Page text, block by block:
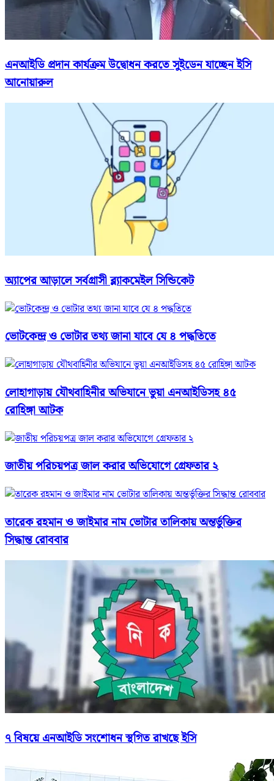
এনআইডি প্রদান কার্যক্রম উদ্বোধন করতে সুইডেন যাচ্ছেন ইসি
আনোয়ারুল
অ্যাপের আড়ালে সর্বগ্রাসী ব্ল্যাকমেইল সিন্ডিকেট
ভোটকেন্দ্র ও ভোটার তথ্য জানা যাবে যে ৪ পদ্ধতিতে
লোহাগাড়ায় যৌথবাহিনীর অভিযানে ভুয়া এনআইডিসহ ৪৫
রোহিঙ্গা আটক
জাতীয় পরিচয়পত্র জাল করার অভিযোগে গ্রেফতার ২
তারেক রহমান ও জাইমার নাম ভোটার তালিকায় অন্তর্ভুক্তির
সিদ্ধান্ত রোববার
৭ বিষয়ে এনআইডি সংশোধন স্থগিত রাখছে ইসি